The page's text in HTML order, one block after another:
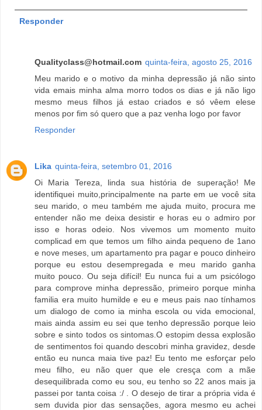
Responder
Qualityclass@hotmail.com quinta-feira, agosto 25, 2016
Meu marido e o motivo da minha depressão já não sinto
vida emais minha alma morro todos os dias e já não ligo
mesmo meus filhos já estao criados e só vêem elese
menos por fim só quero que a paz venha logo por favor
Responder
Lika quinta-feira, setembro 01, 2016
Oi Maria Tereza, linda sua história de superação! Me
identifiquei muito,principalmente na parte em ue você sita
seu marido, o meu também me ajuda muito, procura me
entender não me deixa desistir e horas eu o admiro por
isso e horas odeio. Nos vivemos um momento muito
complicad em que temos um filho ainda pequeno de 1ano
e nove meses, um apartamento pra pagar e pouco dinheiro
porque eu estou desempregada e meu marido ganha
muito pouco. Ou seja difícil! Eu nunca fui a um psicólogo
para comprove minha depressão, primeiro porque minha
familia era muito humilde e eu e meus pais nao tínhamos
um dialogo de como ia minha escola ou vida emocional,
mais ainda assim eu sei que tenho depressão porque leio
sobre e sinto todos os sintomas.O estopim dessa explosão
de sentimentos foi quando descobri minha gravidez, desde
então eu nunca maia tive paz! Eu tento me esforçar pelo
meu filho, eu não quer que ele cresça com a mãe
desequilibrada como eu sou, eu tenho so 22 anos mais ja
passei por tanta coisa :/ . O desejo de tirar a própria vida é
sem duvida pior das sensações, agora mesmo eu achei